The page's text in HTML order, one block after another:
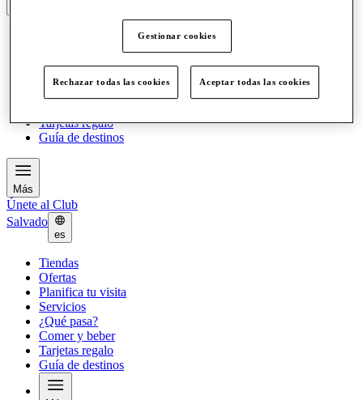
Planifica tu visita
Servicios
Tarjetas regalo
Guía de destinos
Más
Únete al Club
Salvado
es
Tiendas
Ofertas
Planifica tu visita
Servicios
¿Qué pasa?
Comer y beber
Tarjetas regalo
Guía de destinos
Gestionar cookies
Rechazar todas las cookies Aceptar todas las cookies